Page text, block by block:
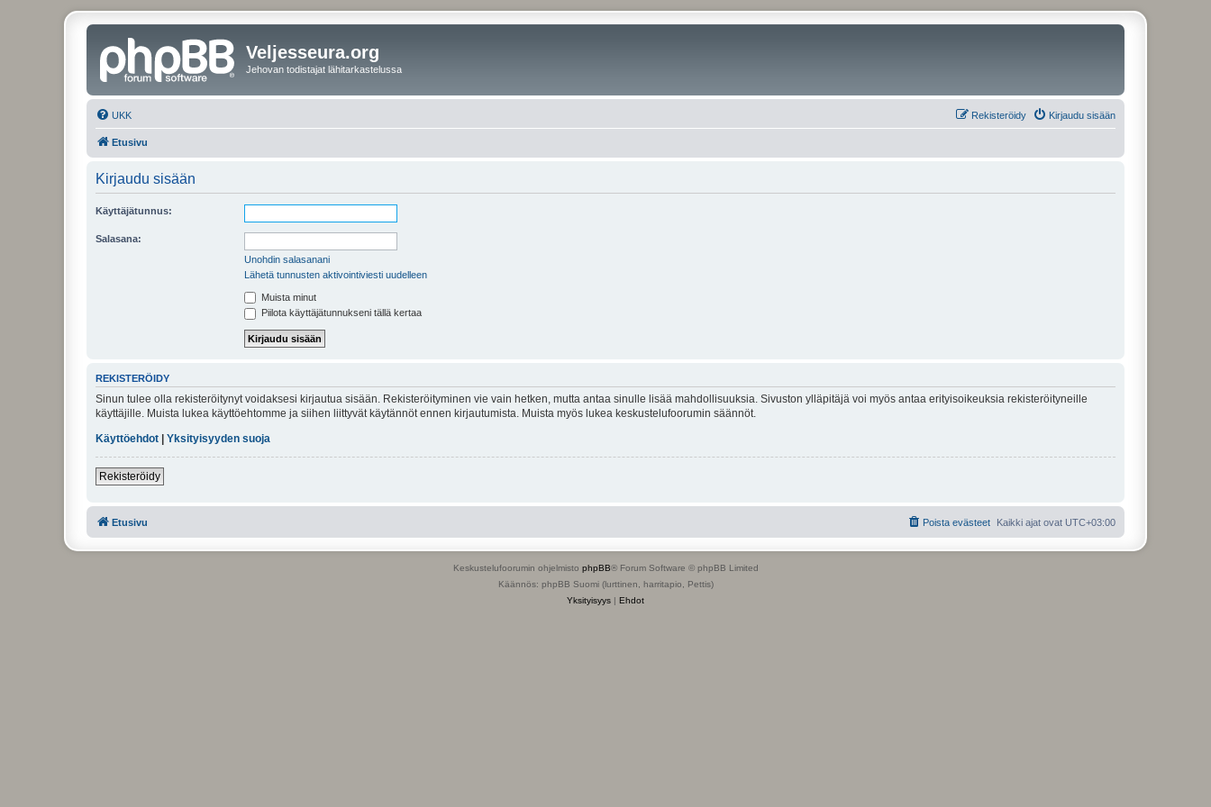
Veljesseura.org
Jehovan todistajat lähitarkastelussa
UKK Kirjaudu sisään
Rekisteröidy
Etusivu
Kirjaudu sisään
Käyttäjätunnus:
Salasana:
Unohdin salasanani
Lähetä tunnusten aktivointiviesti uudelleen
Muista minut
Piilota käyttäjätunnukseni tällä kertaa
REKISTERÖIDY
Sinun tulee olla rekisteröitynyt voidaksesi kirjautua sisään. Rekisteröityminen vie vain hetken, mutta antaa sinulle lisää mahdollisuuksia. Sivuston ylläpitäjä voi myös antaa erityisoikeuksia rekisteröityneille
käyttäjille. Muista lukea käyttöehtomme ja siihen liittyvät käytännöt ennen kirjautumista. Muista myös lukea keskustelufoorumin säännöt.
Käyttöehdot
Yksityisyyden suoja
Rekisteröidy
Etusivu Kaikki ajat ovat UTC+03:00
Poista evästeet
Keskustelufoorumin ohjelmisto phpBB® Forum Software © phpBB Limited
Käännös: phpBB Suomi (lurttinen, harritapio, Pettis)
Yksityisyys | Ehdot